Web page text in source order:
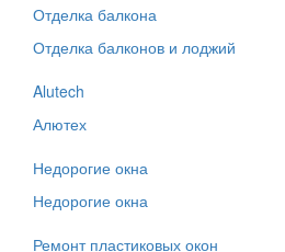
Отделка балкона
Отделка балконов и лоджий
Alutech
Алютех
Недорогие окна
Недорогие окна
Ремонт пластиковых окон